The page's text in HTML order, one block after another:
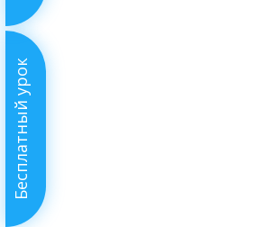
Бесплатный урок